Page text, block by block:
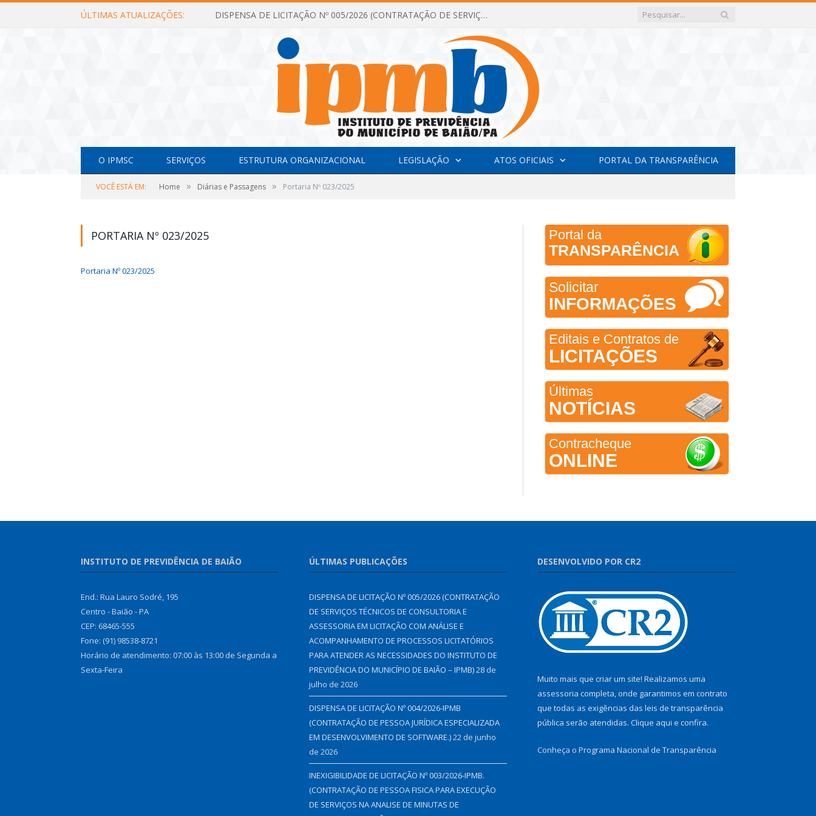
ÚLTIMAS ATUALIZAÇÕES: DISPENSA DE LICITAÇÃO Nº 005/2026 (CONTRATAÇÃO DE SERVIÇOS TÉCNICOS DE CONSULTORIA E ASSESSORIA EM LICITAÇÃO COM ANÁLISE E ACOMPANHAMENTO DE PROCESSOS LICITATÓRIOS PARA ATENDER AS NECESSIDADES DO INSTITUTO DE PREVIDÊNCIA DO MUNICÍPIO DE BAIÃO – IPMB)
O IPMSC SERVIÇOS ESTRUTURA ORGANIZACIONAL LEGISLAÇÃO ATOS OFICIAIS PORTAL DA TRANSPARÊNCIA
VOCÊ ESTÁ EM: Home » Diárias e Passagens » Portaria Nº 023/2025
PORTARIA Nº 023/2025
Portaria Nº 023/2025
Portal da
TRANSPARÊNCIA
Solicitar
INFORMAÇÕES
Editais e Contratos de
LICITAÇÕES
Últimas
NOTÍCIAS
Contracheque
ONLINE
INSTITUTO DE PREVIDÊNCIA DE BAIÃO
End.: Rua Lauro Sodré, 195
Centro - Baião - PA
CEP: 68465-555
Fone: (91) 98538-8721
Horário de atendimento: 07:00 às 13:00 de Segunda a
Sexta-Feira
ÚLTIMAS PUBLICAÇÕES
DISPENSA DE LICITAÇÃO Nº 005/2026 (CONTRATAÇÃO
DE SERVIÇOS TÉCNICOS DE CONSULTORIA E
ASSESSORIA EM LICITAÇÃO COM ANÁLISE E
ACOMPANHAMENTO DE PROCESSOS LICITATÓRIOS
PARA ATENDER AS NECESSIDADES DO INSTITUTO DE
PREVIDÊNCIA DO MUNICÍPIO DE BAIÃO – IPMB)28 de
julho de 2026
DISPENSA DE LICITAÇÃO Nº 004/2026-IPMB
(CONTRATAÇÃO DE PESSOA JURÍDICA ESPECIALIZADA
EM DESENVOLVIMENTO DE SOFTWARE.)22 de junho
de 2026
INEXIGIBILIDADE DE LICITAÇÃO Nº 003/2026-IPMB.
(CONTRATAÇÃO DE PESSOA FISICA PARA EXECUÇÃO
DE SERVIÇOS NA ANALISE DE MINUTAS DE
DESENVOLVIDO POR CR2
Muito mais que criar um site! Realizamos uma
assessoria completa, onde garantimos em contrato
que todas as exigências das leis de transparência
pública serão atendidas. Clique aqui e confira.
Conheça o Programa Nacional de Transparência